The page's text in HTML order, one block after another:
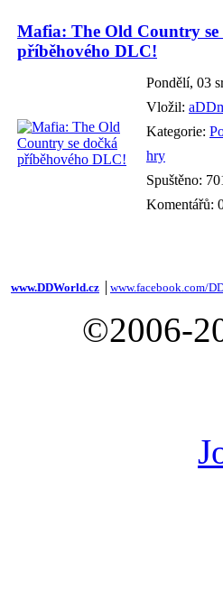
Mafia: The Old Country se
příběhového DLC!
Pondělí, 03
Vložil:
Kategorie:
hry
Spuštěno:
Komentářů:
www.DDWorld.cz www.facebook.com/
©2006-